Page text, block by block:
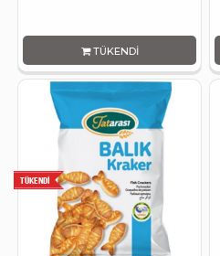
TÜKENDI